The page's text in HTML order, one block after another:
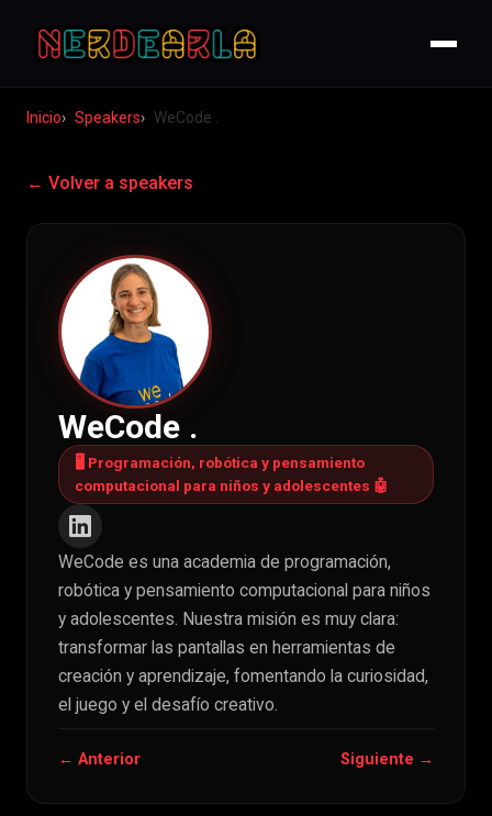
Inicio Speakers WeCode .
← Volver a speakers
WeCode .
🖥 Programación, robótica y pensamiento
computacional para niños y adolescentes 🤖
WeCode es una academia de programación,
robótica y pensamiento computacional para niños
y adolescentes. Nuestra misión es muy clara:
transformar las pantallas en herramientas de
creación y aprendizaje, fomentando la curiosidad,
el juego y el desafío creativo.
← Anterior Siguiente →